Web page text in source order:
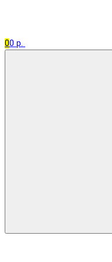
00 р.